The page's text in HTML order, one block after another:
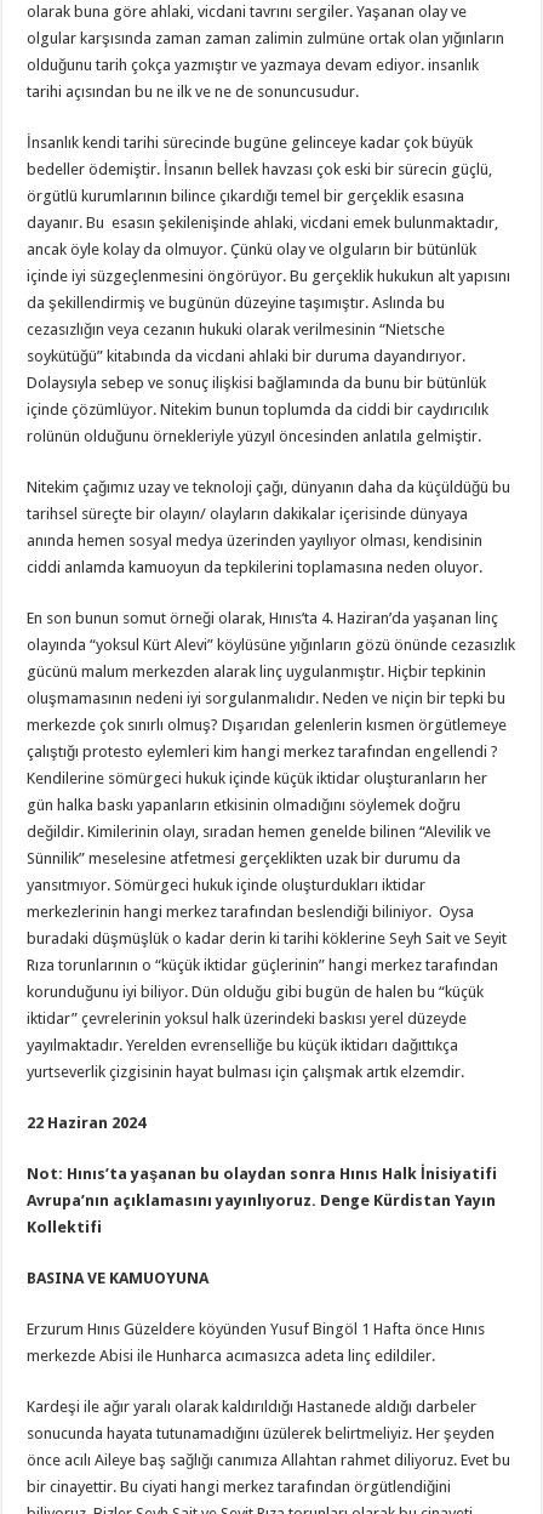
olarak buna göre ahlaki, vicdani tavrını sergiler. Yaşanan olay ve
olgular karşısında zaman zaman zalimin zulmüne ortak olan yığınların
olduğunu tarih çokça yazmıştır ve yazmaya devam ediyor. insanlık
tarihi açısından bu ne ilk ve ne de sonuncusudur.
İnsanlık kendi tarihi sürecinde bugüne gelinceye kadar çok büyük
bedeller ödemiştir. İnsanın bellek havzası çok eski bir sürecin güçlü,
örgütlü kurumlarının bilince çıkardığı temel bir gerçeklik esasına
dayanır. Bu esasın şekilenişinde ahlaki, vicdani emek bulunmaktadır,
ancak öyle kolay da olmuyor. Çünkü olay ve olguların bir bütünlük
içinde iyi süzgeçlenmesini öngörüyor. Bu gerçeklik hukukun alt yapısını
da şekillendirmiş ve bugünün düzeyine taşımıştır. Aslında bu
cezasızlığın veya cezanın hukuki olarak verilmesinin “Nietsche
soykütüğü” kitabında da vicdani ahlaki bir duruma dayandırıyor.
Dolaysıyla sebep ve sonuç ilişkisi bağlamında da bunu bir bütünlük
içinde çözümlüyor. Nitekim bunun toplumda da ciddi bir caydırıcılık
rolünün olduğunu örnekleriyle yüzyıl öncesinden anlatıla gelmiştir.
Nitekim çağımız uzay ve teknoloji çağı, dünyanın daha da küçüldüğü bu
tarihsel süreçte bir olayın/ olayların dakikalar içerisinde dünyaya
anında hemen sosyal medya üzerinden yayılıyor olması, kendisinin
ciddi anlamda kamuoyun da tepkilerini toplamasına neden oluyor.
En son bunun somut örneği olarak, Hınıs’ta 4. Haziran’da yaşanan linç
olayında “yoksul Kürt Alevi” köylüsüne yığınların gözü önünde cezasızlık
gücünü malum merkezden alarak linç uygulanmıştır. Hiçbir tepkinin
oluşmamasının nedeni iyi sorgulanmalıdır. Neden ve niçin bir tepki bu
merkezde çok sınırlı olmuş? Dışarıdan gelenlerin kısmen örgütlemeye
çalıştığı protesto eylemleri kim hangi merkez tarafından engellendi ?
Kendilerine sömürgeci hukuk içinde küçük iktidar oluşturanların her
gün halka baskı yapanların etkisinin olmadığını söylemek doğru
değildir. Kimilerinin olayı, sıradan hemen genelde bilinen “Alevilik ve
Sünnilik” meselesine atfetmesi gerçeklikten uzak bir durumu da
yansıtmıyor. Sömürgeci hukuk içinde oluşturdukları iktidar
merkezlerinin hangi merkez tarafından beslendiği biliniyor. Oysa
buradaki düşmüşlük o kadar derin ki tarihi köklerine Seyh Sait ve Seyit
Rıza torunlarının o “küçük iktidar güçlerinin” hangi merkez tarafından
korunduğunu iyi biliyor. Dün olduğu gibi bugün de halen bu “küçük
iktidar” çevrelerinin yoksul halk üzerindeki baskısı yerel düzeyde
yayılmaktadır. Yerelden evrenselliğe bu küçük iktidarı dağıttıkça
yurtseverlik çizgisinin hayat bulması için çalışmak artık elzemdir.
22 Haziran 2024
Not: Hınıs’ta yaşanan bu olaydan sonra Hınıs Halk İnisiyatifi
Avrupa’nın açıklamasını yayınlıyoruz. Denge Kürdistan Yayın
Kollektifi
BASINA VE KAMUOYUNA
Erzurum Hınıs Güzeldere köyünden Yusuf Bingöl 1 Hafta önce Hınıs
merkezde Abisi ile Hunharca acımasızca adeta linç edildiler.
Kardeşi ile ağır yaralı olarak kaldırıldığı Hastanede aldığı darbeler
sonucunda hayata tutunamadığını üzülerek belirtmeliyiz. Her şeyden
önce acılı Aileye baş sağlığı canımıza Allahtan rahmet diliyoruz. Evet bu
bir cinayettir. Bu ciyati hangi merkez tarafından örgütlendiğini